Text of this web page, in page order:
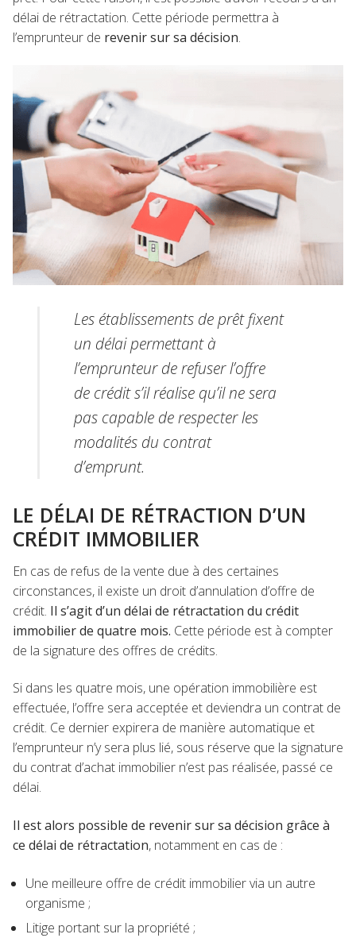
délai de rétractation. Cette période permettra à
l’emprunteur de revenir sur sa décision.
Les établissements de prêt fixent
un délai permettant à
l’emprunteur de refuser l’offre
de crédit s’il réalise qu’il ne sera
pas capable de respecter les
modalités du contrat
d’emprunt.
LE DÉLAI DE RÉTRACTION D’UN
CRÉDIT IMMOBILIER
En cas de refus de la vente due à des certaines
circonstances, il existe un droit d’annulation d’offre de
crédit. Il s’agit d’un délai de rétractation du crédit
immobilier de quatre mois. Cette période est à compter
de la signature des offres de crédits.
Si dans les quatre mois, une opération immobilière est
effectuée, l’offre sera acceptée et deviendra un contrat de
crédit. Ce dernier expirera de manière automatique et
l’emprunteur n’y sera plus lié, sous réserve que la signature
du contrat d’achat immobilier n’est pas réalisée, passé ce
délai.
Il est alors possible de revenir sur sa décision grâce à
ce délai de rétractation, notamment en cas de :
Une meilleure offre de crédit immobilier via un autre
organisme ;
Litige portant sur la propriété ;